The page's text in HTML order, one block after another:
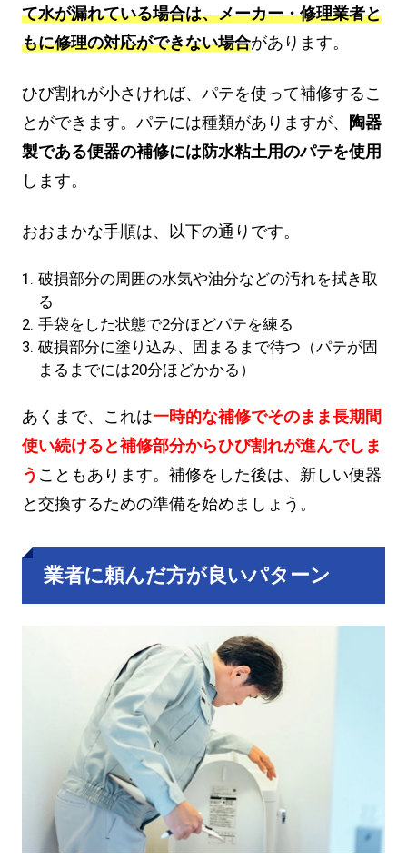
て水が漏れている場合は、メーカー・修理業者と
もに修理の対応ができない場合があります。
ひび割れが小さければ、パテを使って補修するこ
とができます。パテには種類がありますが、
陶器
製である便器の補修には防水粘土用のパテを使用
します。
おおまかな手順は、以下の通りです。
破損部分の周囲の水気や油分などの汚れを拭き取
る
手袋をした状態で2分ほどパテを練る
破損部分に塗り込み、固まるまで待つ（パテが固
まるまでには20分ほどかかる）
あくまで、これは一時的な補修でそのまま長期間
使い続けると補修部分からひび割れが進んでしま
う こともあります。補修をした後は、新しい便器
と交換するための準備を始めましょう。
業者に頼んだ方が良いパターン